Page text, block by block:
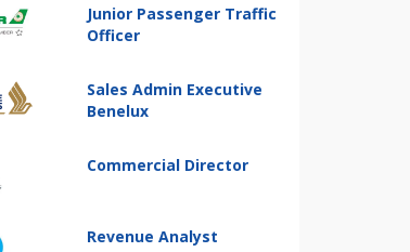
Junior Passenger Traffic
Officer
Sales Admin Executive
Benelux
Commercial Director
Revenue Analyst